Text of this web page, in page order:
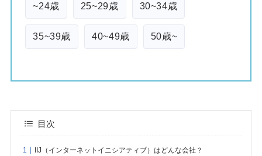
~24歳 25~29歳 30~34歳
35~39歳 40~49歳 50歳~
目次
IIJ（インターネットイニシアティブ）はどんな会社？